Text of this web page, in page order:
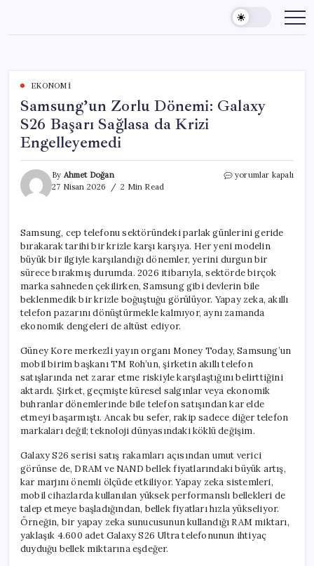
content
EKONOMI
Samsung’un Zorlu Dönemi: Galaxy
S26 Başarı Sağlasa da Krizi
Engelleyemedi
By Ahmet Doğan
27 Nisan 2026
2 Min Read
Samsung’un
Başarı
Sağlasa
da
Krizi
Engelleyemedi
yorumlar kapalı
Samsung, cep telefonu sektöründeki parlak günlerini geride
bırakarak tarihi bir krizle karşı karşıya. Her yeni modelin
büyük bir ilgiyle karşılandığı dönemler, yerini durgun bir
sürece bırakmış durumda. 2026 itibarıyla, sektörde birçok
marka sahneden çekilirken, Samsung gibi devlerin bile
beklenmedik bir krizle boğuştuğu görülüyor. Yapay zeka, akıllı
telefon pazarını dönüştürmekle kalmıyor, aynı zamanda
ekonomik dengeleri de altüst ediyor.
Güney Kore merkezli yayın organı Money Today, Samsung’un
mobil birim başkanı TM Roh’un, şirketin akıllı telefon
satışlarında net zarar etme riskiyle karşılaştığını belirttiğini
aktardı. Şirket, geçmişte küresel salgınlar veya ekonomik
buhranlar dönemlerinde bile telefon satışından kar elde
etmeyi başarmıştı. Ancak bu sefer, rakip sadece diğer telefon
markaları değil; teknoloji dünyasındaki köklü değişim.
Galaxy S26 serisi satış rakamları açısından umut verici
görünse de, DRAM ve NAND bellek fiyatlarındaki büyük artış,
kar marjını önemli ölçüde etkiliyor. Yapay zeka sistemleri,
mobil cihazlarda kullanılan yüksek performanslı bellekleri de
talep etmeye başladığından, bellek fiyatları hızla yükseliyor.
Örneğin, bir yapay zeka sunucusunun kullandığı RAM miktarı,
yaklaşık 4.600 adet Galaxy S26 Ultra telefonunun ihtiyaç
duyduğu bellek miktarına eşdeğer.